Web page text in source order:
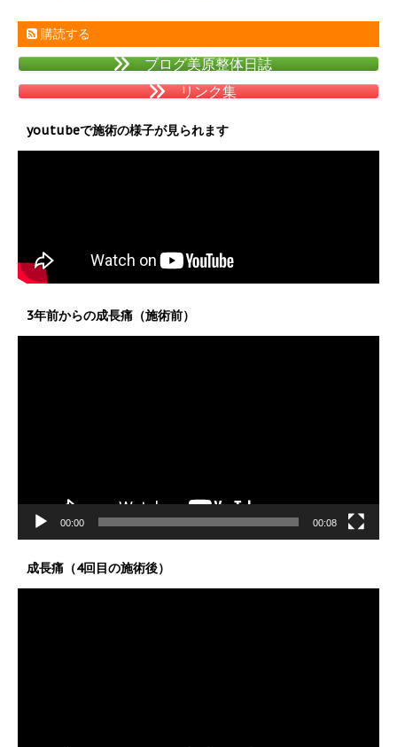
購読する
ブログ美原整体日誌
リンク集
youtubeで施術の様子が見られます
3年前からの成長痛（施術前）
00:00 00:08
成長痛（4回目の施術後）